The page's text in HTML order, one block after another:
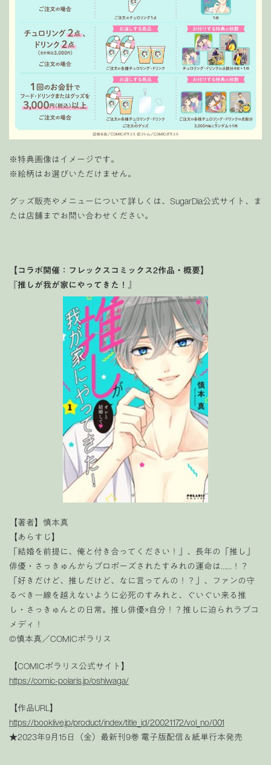
※特典画像はイメージです。
※絵柄はお選びいただけません。
グッズ販売やメニューについて詳しくは、SugarDia公式サイト、ま
たは店舗までお問い合わせください。
【コラボ開催：フレックスコミックス2作品・概要】
『推しが我が家にやってきた！』
【著者】慎本真
【あらすじ】
「結婚を前提に、俺と付き合ってください！」、長年の「推し」
俳優・さっきゅんからプロポーズされたすみれの運命は……！？
「好きだけど、推しだけど、なに言ってんの！？」、ファンの守
るべき一線を越えないように必死のすみれと、ぐいぐい来る推
し・さっきゅんとの日常。推し俳優×自分！？推しに迫られラブコ
メディ！
©慎本真／COMICポラリス
【COMICポラリス公式サイト】
https://comic-polaris.jp/oshiwaga/
【作品URL】
https://booklive.jp/product/index/title_id/20021172/vol_no/001
★2023年9月15日（金）最新刊9巻 電子版配信＆紙単行本発売